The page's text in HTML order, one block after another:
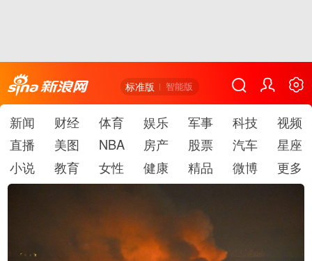
标准版 智能版
新闻 财经 体育 娱乐 军事 科技
视频
直播
美图 NBA 房产 股票 汽车
星座
小说
教育 女性 健康 精品 微博 更多